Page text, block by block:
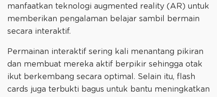
manfaatkan teknologi augmented reality (AR) untuk
memberikan pengalaman belajar sambil bermain
secara interaktif.
Permainan interaktif sering kali menantang pikiran
dan membuat mereka aktif berpikir sehingga otak
ikut berkembang secara optimal. Selain itu, flash
cards juga terbukti bagus untuk bantu meningkatkan